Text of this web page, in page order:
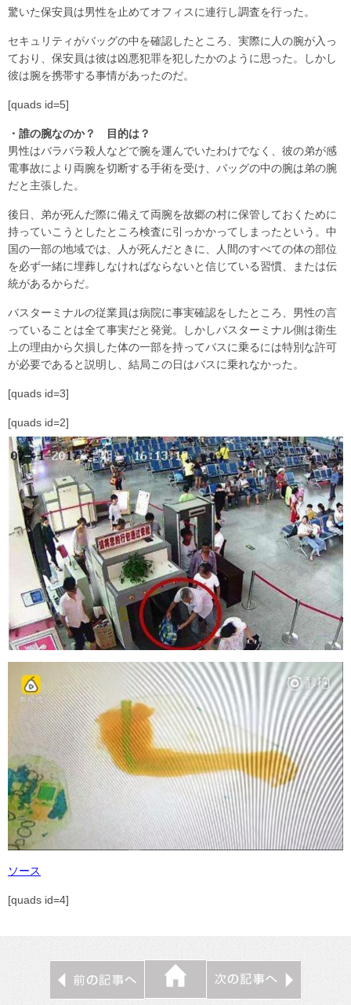
驚いた保安員は男性を止めてオフィスに連行し調査を行った。
セキュリティがバッグの中を確認したところ、実際に人の腕が入っ
ており、保安員は彼は凶悪犯罪を犯したかのように思った。しかし
彼は腕を携帯する事情があったのだ。
[quads id=5]
・誰の腕なのか？ 目的は？
男性はバラバラ殺人などで腕を運んでいたわけでなく、彼の弟が感
電事故により両腕を切断する手術を受け、バッグの中の腕は弟の腕
だと主張した。
後日、弟が死んだ際に備えて両腕を故郷の村に保管しておくために
持っていこうとしたところ検査に引っかかってしまったという。中
国の一部の地域では、人が死んだときに、人間のすべての体の部位
を必ず一緒に埋葬しなければならないと信じている習慣、または伝
統があるからだ。
バスターミナルの従業員は病院に事実確認をしたところ、男性の言
っていることは全て事実だと発覚。しかしバスターミナル側は衛生
上の理由から欠損した体の一部を持ってバスに乗るには特別な許可
が必要であると説明し、結局この日はバスに乗れなかった。
[quads id=3]
[quads id=2]
ソース
[quads id=4]